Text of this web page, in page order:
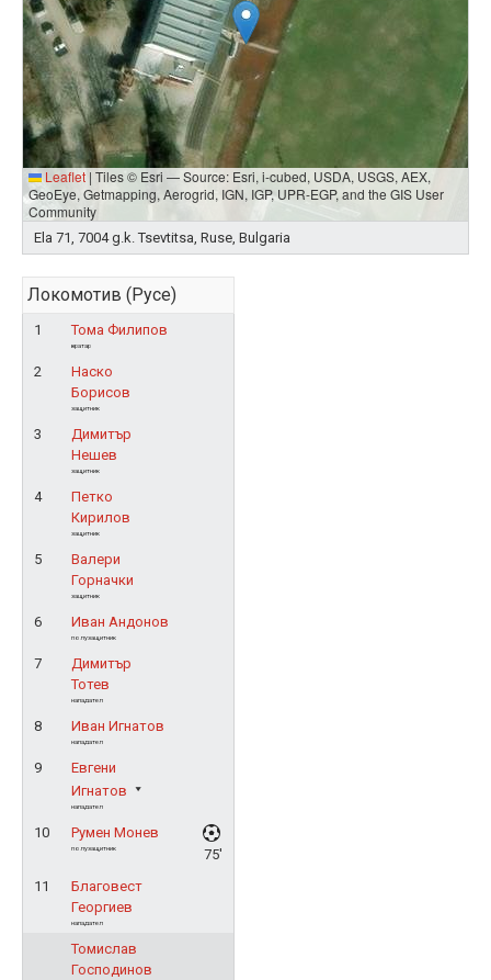
Leaflet | Tiles © Esri — Source: Esri, i-cubed, USDA, USGS, AEX,
GeoEye, Getmapping, Aerogrid, IGN, IGP, UPR-EGP, and the GIS User
Community
Ela 71, 7004 g.k. Tsevtitsa, Ruse, Bulgaria
Локомотив (Русе)
1 Тома Филипов
вратар
2
Наско
Борисов
защитник
3
Димитър
Нешев
защитник
4
Петко
Кирилов
защитник
5
Валери
Горначки
защитник
6 Иван Андонов
полузащитник
7
Димитър
Тотев
нападател
8 Иван Игнатов
нападател
9
Евгени
Игнатов
нападател
10 Румен Монев
полузащитник
75'
11
Благовест
Георгиев
нападател
Томислав
Господинов